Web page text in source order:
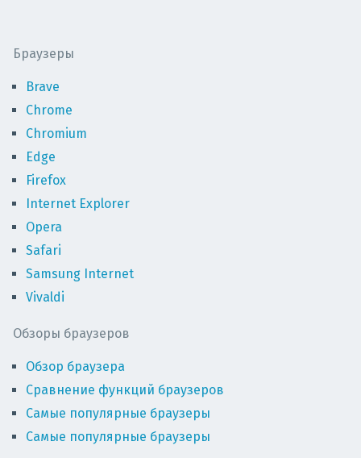
Браузеры
Brave
Chrome
Chromium
Edge
Firefox
Internet Explorer
Opera
Safari
Samsung Internet
Vivaldi
Обзоры браузеров
Обзор браузера
Сравнение функций браузеров
Самые популярные браузеры
Самые популярные браузеры